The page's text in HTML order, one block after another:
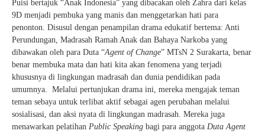
Puisi bertajuk “Anak Indonesia” yang dibacakan oleh Zahra dari kelas
9D menjadi pembuka yang manis dan menggetarkan hati para
penonton. Disusul dengan penampilan drama edukatif bertema: Anti
Perundungan, Madrasah Ramah Anak dan Bahaya Narkoba yang
dibawakan oleh para Duta “Agent of Change” MTsN 2 Surakarta, benar
benar membuka mata dan hati kita akan fenomena yang terjadi
khususnya di lingkungan madrasah dan dunia pendidikan pada
umumnya. Melalui pertunjukan drama ini, mereka mengajak teman
teman sebaya untuk terlibat aktif sebagai agen perubahan melalui
sosialisasi, dan aksi nyata di lingkungan madrasah. Mereka juga
menawarkan pelatihan Public Speaking bagi para anggota Duta Agent